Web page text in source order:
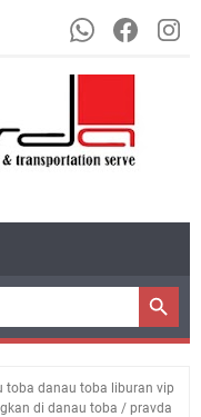
toba danau toba liburan vip
di danau toba / pravda